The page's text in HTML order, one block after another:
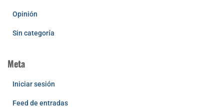
Opinión
Sin categoría
Meta
Iniciar sesión
Feed de entradas